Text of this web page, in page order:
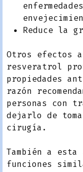
Reduce la
Otros efectos
resveratrol
propiedades
razón
personas con
dejarlo de
cirugía.
También a
funciones